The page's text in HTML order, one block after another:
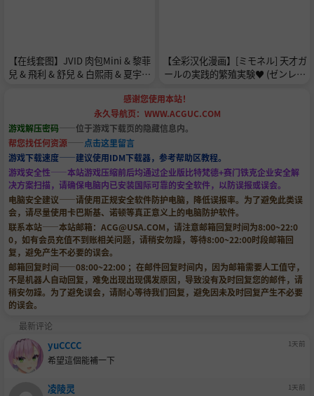
【在线套图】JVID 肉包Mini & 黎菲
兒 & 飛利 & 舒兒 & 白熙雨 & 夏宇奈
4人性愛鮑魚遊戲 Set.03
【全彩汉化漫画】[ミモネル] 天才ガ
ールの実践的繁殖実験♥ (ゼンレス
感谢您使用本站！
永久导航页：WWW.ACGUC.COM
游戏解压密码——位于游戏下载页的隐藏信息内。
帮您找任何资源——点击这里留言
游戏下载速度——建议使用IDM下载器，参考帮助区教程。
游戏安全性——本站游戏压缩前后均通过企业版比特梵德+赛门铁克企业安全解
决方案扫描，请确保电脑内已安装国际可靠的安全软件，以防误报或误会。
电脑安全建议——请使用正规安全软件防护电脑，降低误报率。为了避免此类误
会，请尽量使用卡巴斯基、诺顿等真正意义上的电脑防护软件。
联系本站——本站邮箱： ACG@USA.COM，请注意邮箱回复时间为8:00~22:0
0，如有会员充值不到账相关问题，请稍安勿躁，等待8:00~22:00时段邮箱回
复，避免产生不必要的误会。
邮箱回复时间——08:00~22:00 ；在邮件回复时间内，因为邮箱需要人工值守，
不是机器人自动回复，难免出现出现偶发原因，导致没有及时回复您的邮件，请
稍安勿躁。为了避免误会，请耐心等待我们回复，避免因未及时回复产生不必要
的误会。
最新评论
yuCCCC 1天前
希望這個能補一下
凌陵灵 1天前